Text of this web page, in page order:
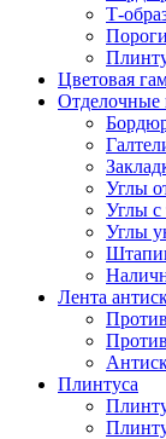
Т-
Цветовая
Углы
Углы с
Углы
Лента
Плинтуса